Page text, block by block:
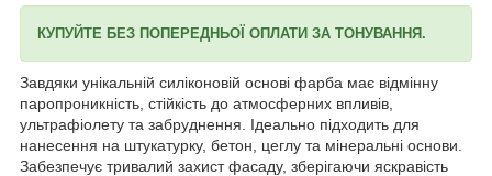
КУПУЙТЕ БЕЗ ПОПЕРЕДНЬОЇ ОПЛАТИ ЗА ТОНУВАННЯ.
Завдяки унікальній силіконовій основі фарба має відмінну
паропроникність, стійкість до атмосферних впливів,
ультрафіолету та забруднення. Ідеально підходить для
нанесення на штукатурку, бетон, цеглу та мінеральні основи.
Забезпечує тривалий захист фасаду, зберігаючи яскравість